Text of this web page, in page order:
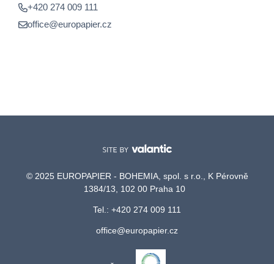
+420 274 009 111
office@europapier.cz
© 2025 EUROPAPIER - BOHEMIA, spol. s r.o., K Pérovně
1384/13, 102 00 Praha 10
Tel.: +420 274 009 111
office@europapier.cz